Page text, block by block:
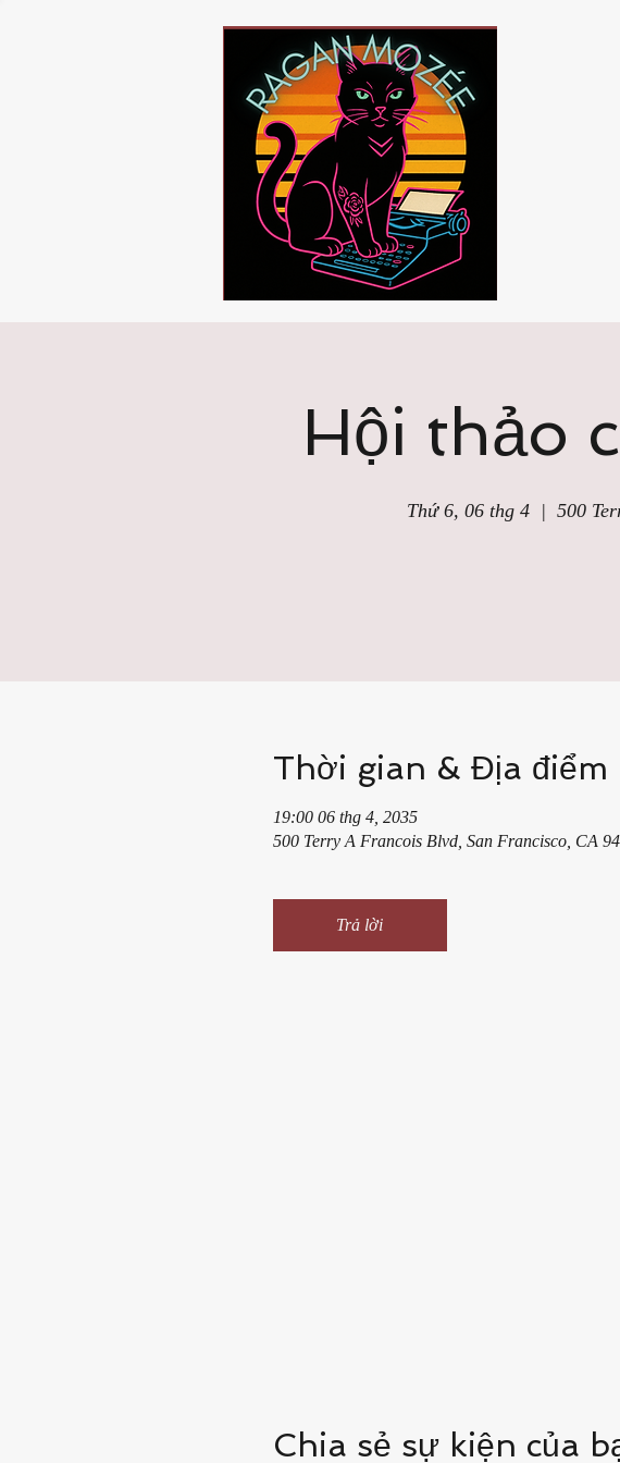
Hội thảo
Thứ 6, 06 thg 4
  |
500
Thời gian & Địa điểm
19:00 06 thg 4, 2035
500 Terry A Francois Blvd, San Francisco, CA
Trả lời
Chia sẻ sự kiện của